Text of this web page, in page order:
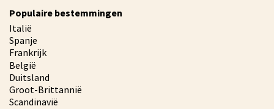
Populaire bestemmingen
Italië
Spanje
Frankrijk
België
Duitsland
Groot-Brittannië
Scandinavië